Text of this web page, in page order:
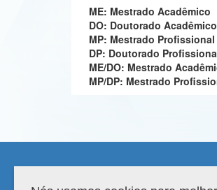
ME: Mestrado Acadêmico
DO: Doutorado Acadêmico
MP: Mestrado Profissional
DP: Doutorado
ME/DO: Mestrado
MP/DP: Mestrado